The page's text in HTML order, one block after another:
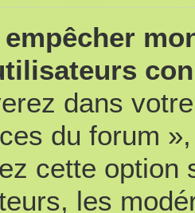
dans
du forum
cette option
les